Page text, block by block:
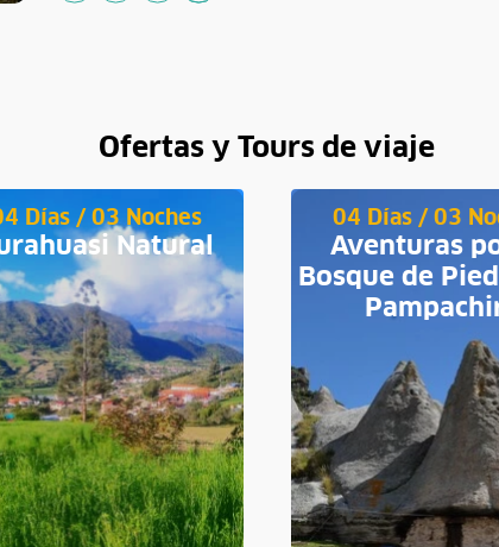
Ofertas y Tours de viaje
Días / 03 Noches
Natural
04 Días / 03
Aventuras
Bosque de